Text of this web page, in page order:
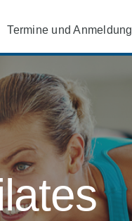
Termine und Anmeldung